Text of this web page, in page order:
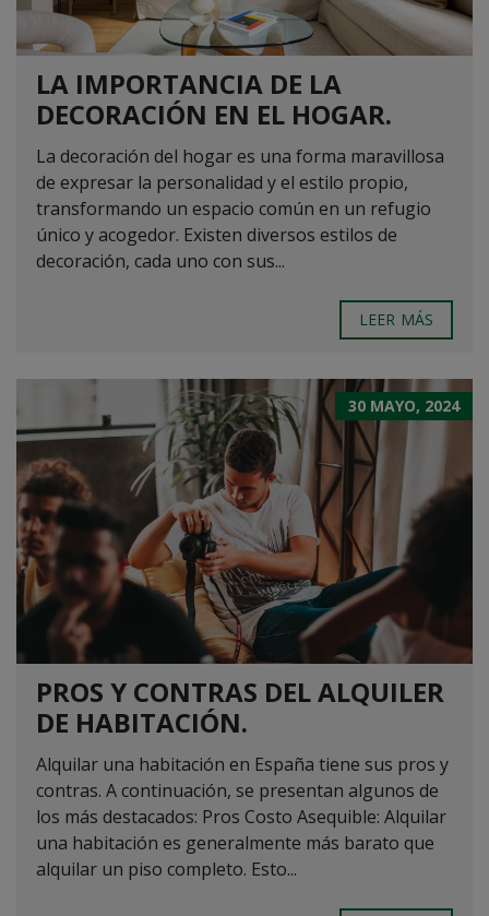
LA IMPORTANCIA DE LA
DECORACIÓN EN EL HOGAR.
La decoración del hogar es una forma maravillosa
de expresar la personalidad y el estilo propio,
transformando un espacio común en un refugio
único y acogedor. Existen diversos estilos de
decoración, cada uno con sus...
LEER MÁS
30 MAYO, 2024
PROS Y CONTRAS DEL ALQUILER
DE HABITACIÓN.
Alquilar una habitación en España tiene sus pros y
contras. A continuación, se presentan algunos de
los más destacados: Pros Costo Asequible: Alquilar
una habitación es generalmente más barato que
alquilar un piso completo. Esto...